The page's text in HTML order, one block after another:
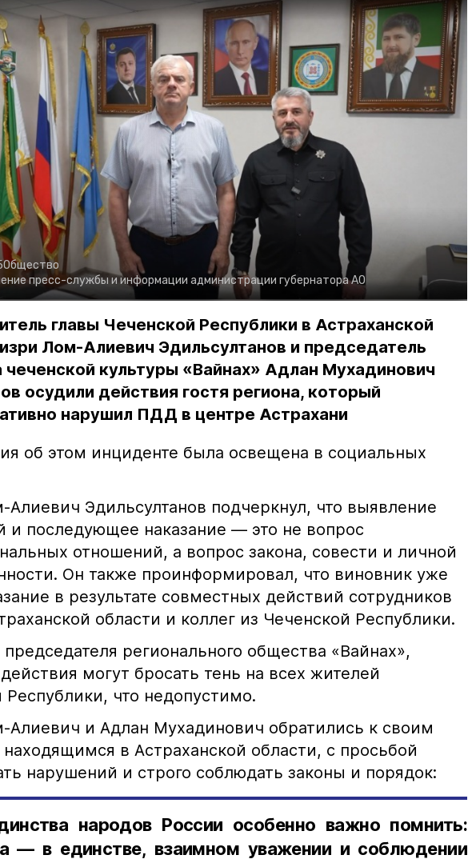
Общество
пресс-службы и информации администрации губернатора АО
главы Чеченской Республики в Астраханской
Лом-Алиевич Эдильсултанов и председатель
культуры «Вайнах» Адлан Мухадинович
осудили действия гостя региона, который
нарушил ПДД в центре Астрахани
об этом инциденте была освещена в социальных
Эдильсултанов подчеркнул, что выявление
и последующее наказание — это не вопрос
отношений, а вопрос закона, совести и личной
Он также проинформировал, что виновник уже
в результате совместных действий сотрудников
области и коллег из Чеченской Республики.
регионального общества «Вайнах»,
могут бросать тень на всех жителей
Республики, что недопустимо.
Алиевич и Адлан Мухадинович обратились к своим
в Астраханской области, с просьбой
нарушений и строго соблюдать законы и порядок:
народов России особенно важно помнить:
— в единстве, взаимном уважении и соблюдении